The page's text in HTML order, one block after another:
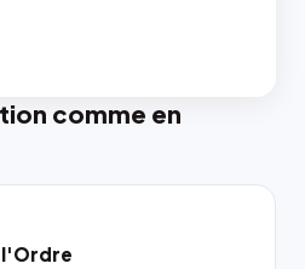
comme en
l'Ordre